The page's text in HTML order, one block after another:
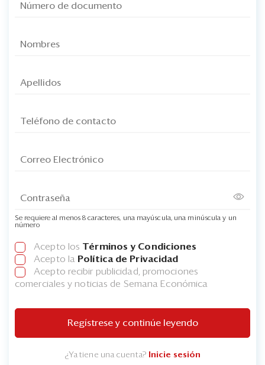
Se requiere al menos 8 caracteres, una mayúscula, una minúscula y un
número
Acepto los Términos y Condiciones
Acepto la Política de Privacidad
Acepto recibir publicidad, promociones
comerciales y noticias de Semana Económica
Regístrese y continúe leyendo
¿Ya tiene una cuenta? Inicie sesión